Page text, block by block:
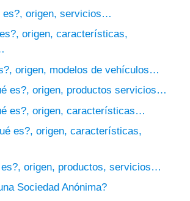
es?, origen, servicios…
origen, características,
origen, modelos de vehículos…
es?, origen, productos servicios…
es?, origen, características…
es?, origen, características,
origen, productos, servicios…
Sociedad Anónima?